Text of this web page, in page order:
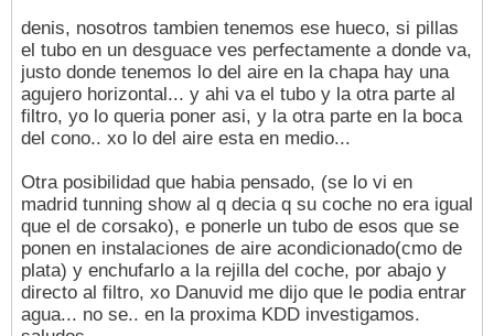
denis, nosotros tambien tenemos ese hueco, si pillas
el tubo en un desguace ves perfectamente a donde va,
justo donde tenemos lo del aire en la chapa hay una
agujero horizontal... y ahi va el tubo y la otra parte al
filtro, yo lo queria poner asi, y la otra parte en la boca
del cono.. xo lo del aire esta en medio...
Otra posibilidad que habia pensado, (se lo vi en
madrid tunning show al q decia q su coche no era igual
que el de corsako), e ponerle un tubo de esos que se
ponen en instalaciones de aire acondicionado(cmo de
plata) y enchufarlo a la rejilla del coche, por abajo y
directo al filtro, xo Danuvid me dijo que le podia entrar
agua... no se.. en la proxima KDD investigamos.